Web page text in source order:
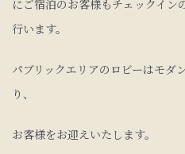
にご宿泊のお客様もチェックイ
行います。
パブリックエリアのロビーはモダ
り、
お客様をお迎えいたします。